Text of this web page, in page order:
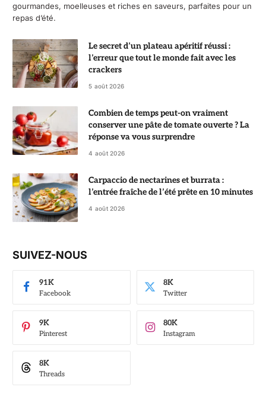
gourmandes, moelleuses et riches en saveurs, parfaites pour un
repas d’été.
Le secret d’un plateau apéritif réussi :
l’erreur que tout le monde fait avec les
crackers
5 août 2026
Combien de temps peut-on vraiment
conserver une pâte de tomate ouverte ? La
réponse va vous surprendre
4 août 2026
Carpaccio de nectarines et burrata :
l’entrée fraîche de l’été prête en 10 minutes
4 août 2026
SUIVEZ-NOUS
Facebook
91K
Twitter
8K
Pinterest
9K
Instagram
80K
Threads
8K